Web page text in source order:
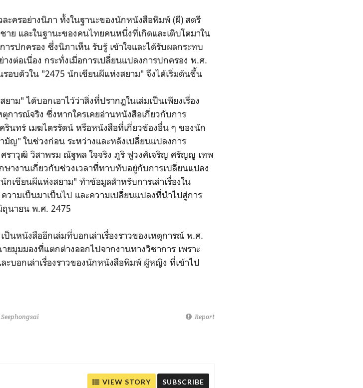
ะครอย่างนิภา ทั้งในฐานะของนักหนังสือพิมพ์ (ผี) สตรี
ย และในฐานะของคนไทยคนหนึ่งที่เกิดและเติบโตมาใน
รปกครอง ซึ่งนิภาเห็น รับรู้ เข้าใจและได้รับผลกระทบ
งต่อเนื่อง กระทั่งเมื่อการเปลี่ยนแปลงการปกครอง พ.ศ.
รอบตัวใน "2475 นักเขียนผีแห่งสยาม" จึงได้เริ่มต้นขึ้น
ม" ได้บอกเอาไว้ว่าสิ่งที่ปรากฏในเล่มเป็นเพียงเรื่อง
การณ์จริง ซึ่งหากใครเคยอ่านหนังสือเกี่ยวกับการ
นทร์ เมฆไตรรัตน์ หรือหนังสือที่เกี่ยวข้องอื่น ๆ ของนัก
ญ" ในช่วงก่อน ระหว่างและหลังเปลี่ยนแปลงการ
ราวุฒิ วิสาพรม ณัฐพล ใจจริง ภูริ ฟูวงศ์เจริญ ศรัญญู เทพ
างานเกี่ยวกับช่วงเวลาที่ทาบทับอยู่กับการเปลี่ยนแปลง
เขียนผีแห่งสยาม" ทำข้อมูลสำหรับการเล่าเรื่องใน
วามเป็นมาเป็นไป และความเปลี่ยนแปลงที่นำไปสู่การ
ถุนายน พ.ศ. 2475
นหนังสืออีกเล่มที่บอกเล่าเรื่องราวของเหตุการณ์ พ.ศ.
ยมุมมองที่แตกต่างออกไปจากงานทางวิชาการ เพราะ
บอกเล่าเรื่องราวของนักหนังสือพิมพ์ ผู้หญิง ที่เข้าไป
Report
VIEW STORY SUBSCRIBE